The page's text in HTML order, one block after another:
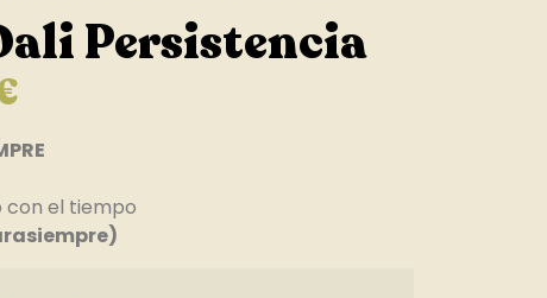
Persistencia
con el tiempo